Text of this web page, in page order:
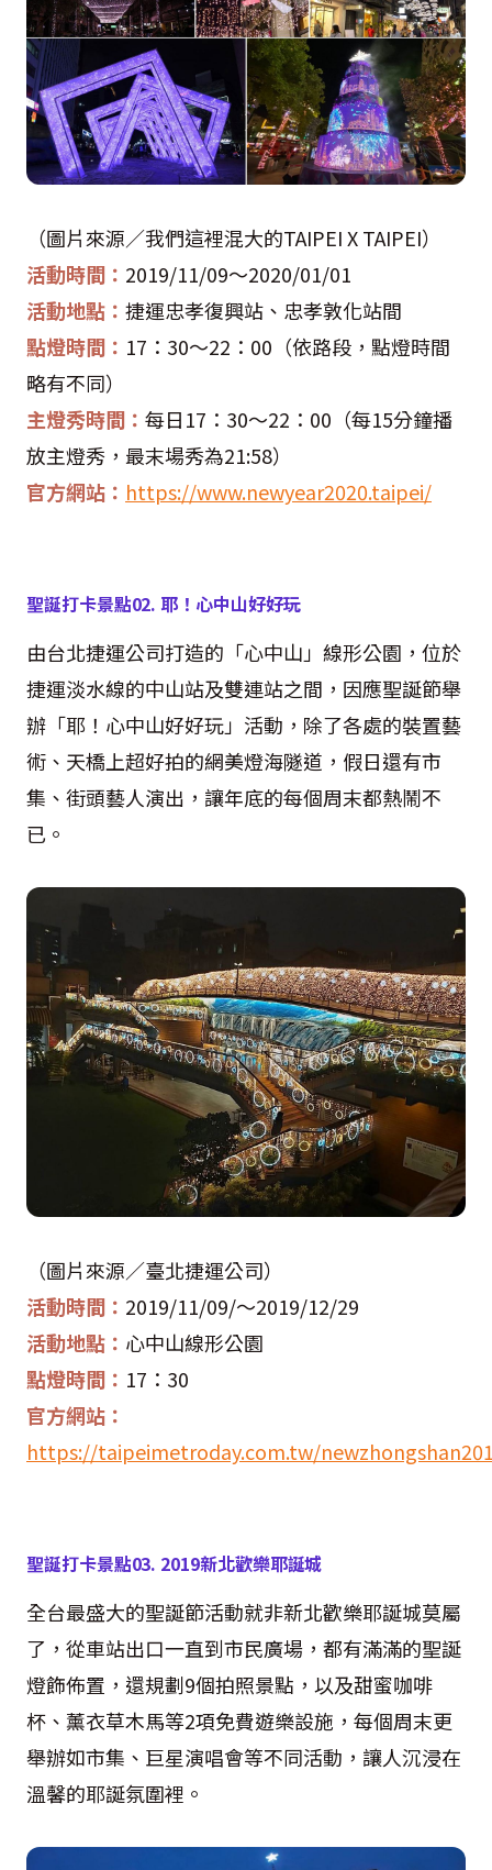
（圖片來源／我們這裡混大的TAIPEI X TAIPEI）
活動時間： 2019/11/09～2020/01/01
活動地點： 捷運忠孝復興站、忠孝敦化站間
點燈時間： 17 ： 30～22 ： 00 （依路段，點燈時間
略有不同）
主燈秀時間： 每日17 ： 30～22 ： 00 （每15分鐘播
放主燈秀，最末場秀為21:58）
官方網站： https://www.newyear2020.taipei/
聖誕打卡景點02. 耶！心中山好好玩
由台北捷運公司打造的「心中山」線形公園，位於
捷運淡水線的中山站及雙連站之間，因應聖誕節舉
辦「耶！心中山好好玩」活動，除了各處的裝置藝
術、天橋上超好拍的網美燈海隧道，假日還有市
集、街頭藝人演出，讓年底的每個周末都熱鬧不
已。
（圖片來源／臺北捷運公司）
活動時間： 2019/11/09/～2019/12/29
活動地點： 心中山線形公園
點燈時間： 17 ： 30
官方網站：
https://taipeimetroday.com.tw/
聖誕打卡景點03. 2019新北歡樂耶誕城
全台最盛大的聖誕節活動就非新北歡樂耶誕城莫屬
了，從車站出口一直到市民廣場，都有滿滿的聖誕
燈飾佈置，還規劃9個拍照景點，以及甜蜜咖啡
杯、薰衣草木馬等2項免費遊樂設施，每個周末更
舉辦如市集、巨星演唱會等不同活動，讓人沉浸在
溫馨的耶誕氛圍裡。